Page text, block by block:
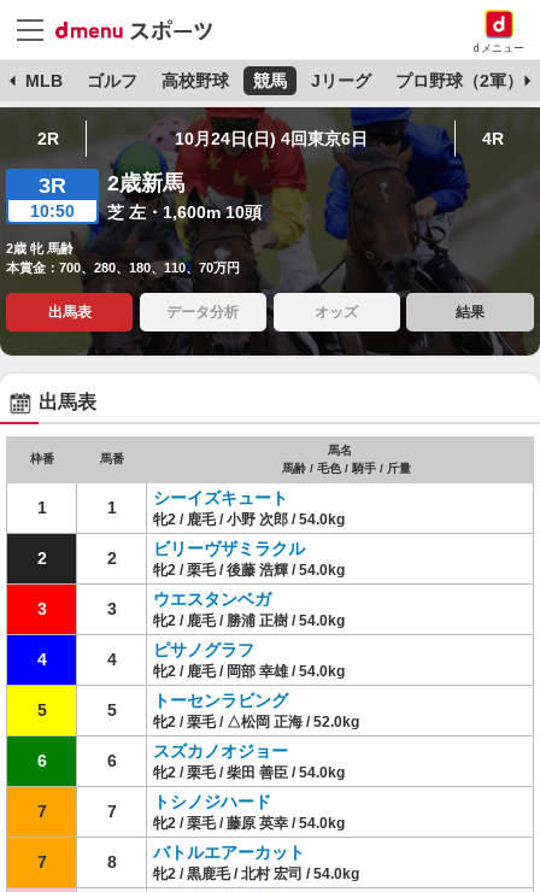
dメニュー
MLB ゴルフ 高校野球 競馬 Jリーグ プロ野球（2軍）
2R 10月24日(日) 4回東京6日 4R
3R
10:50
2歳新馬
芝 左・1,600m 10頭
2歳 牝 馬齢
本賞金：700、280、180、110、70万円
出馬表 データ分析 オッズ 結果
出馬表
枠番 馬番
馬名
馬齢 / 毛色 / 騎手 / 斤量
1 1 シーイズキュート
牝2 / 鹿毛 / 小野 次郎 / 54.0kg
2 2 ビリーヴザミラクル
牝2 / 栗毛 / 後藤 浩輝 / 54.0kg
3 3 ウエスタンベガ
牝2 / 鹿毛 / 勝浦 正樹 / 54.0kg
4 4 ピサノグラフ
牝2 / 鹿毛 / 岡部 幸雄 / 54.0kg
5 5 トーセンラビング
牝2 / 栗毛 / △松岡 正海 / 52.0kg
6 6 スズカノオジョー
牝2 / 栗毛 / 柴田 善臣 / 54.0kg
7 7 トシノジハード
牝2 / 栗毛 / 藤原 英幸 / 54.0kg
7 8 バトルエアーカット
牝2 / 黒鹿毛 / 北村 宏司 / 54.0kg